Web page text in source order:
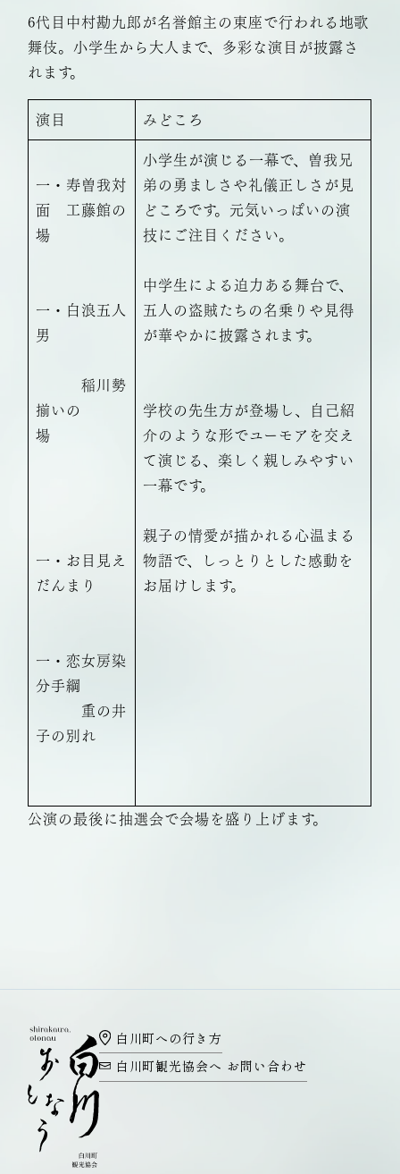
6代目中村勘九郎が名誉館主の東座で行われる地歌
舞伎。小学生から大人まで、多彩な演目が披露さ
れます。
演目 みどころ
一・寿曽我対
面 工藤館の
場
一・白浪五人
男
稲川勢
揃いの
場
一・お目見え
だんまり
一・恋女房染
分手綱
重の井
子の別れ
小学生が演じる一幕で、曽我兄
弟の勇ましさや礼儀正しさが見
どころです。元気いっぱいの演
技にご注目ください。
中学生による迫力ある舞台で、
五人の盗賊たちの名乗りや見得
が華やかに披露されます。
学校の先生方が登場し、自己紹
介のような形でユーモアを交え
て演じる、楽しく親しみやすい
一幕です。
親子の情愛が描かれる心温まる
物語で、しっとりとした感動を
お届けします。
公演の最後に抽選会で会場を盛り上げます。
白川町への行き方
白川町観光協会へ お問い合わせ